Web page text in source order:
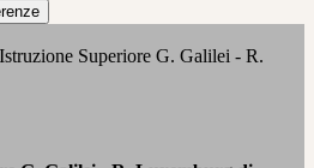
Superiore G. Galilei - R.